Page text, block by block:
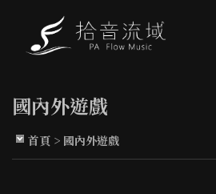
國內外遊戲
首頁 > 國內外遊戲